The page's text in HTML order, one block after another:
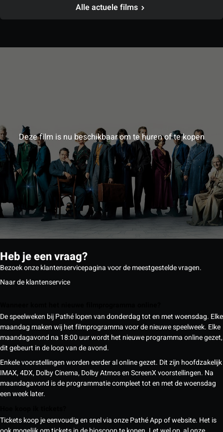
Alle actuele films
Deze film is nu beschikbaar om te huren of te kopen
Heb je een vraag?
Bezoek onze klantenservicepagina voor de meestgestelde vragen.
Naar de klantenservice
De speelweken bij Pathé lopen van donderdag tot en met woensdag. Elke
maandag maken wij het filmprogramma voor de nieuwe speelweek. Elke
maandagavond na 18:00 uur wordt het nieuwe programma online gezet,
dit gebeurt in de loop van de avond.
Enkele voorstellingen worden eerder al online gezet. Dit zijn hoofdzakelijk
IMAX, 4DX, Dolby Cinema, Dolby Atmos en ScreenX voorstellingen. Na
maandagavond is de programmatie compleet tot en met de woensdag
een week later.
Tickets koop je eenvoudig en snel via onze Pathé App of website. Het is